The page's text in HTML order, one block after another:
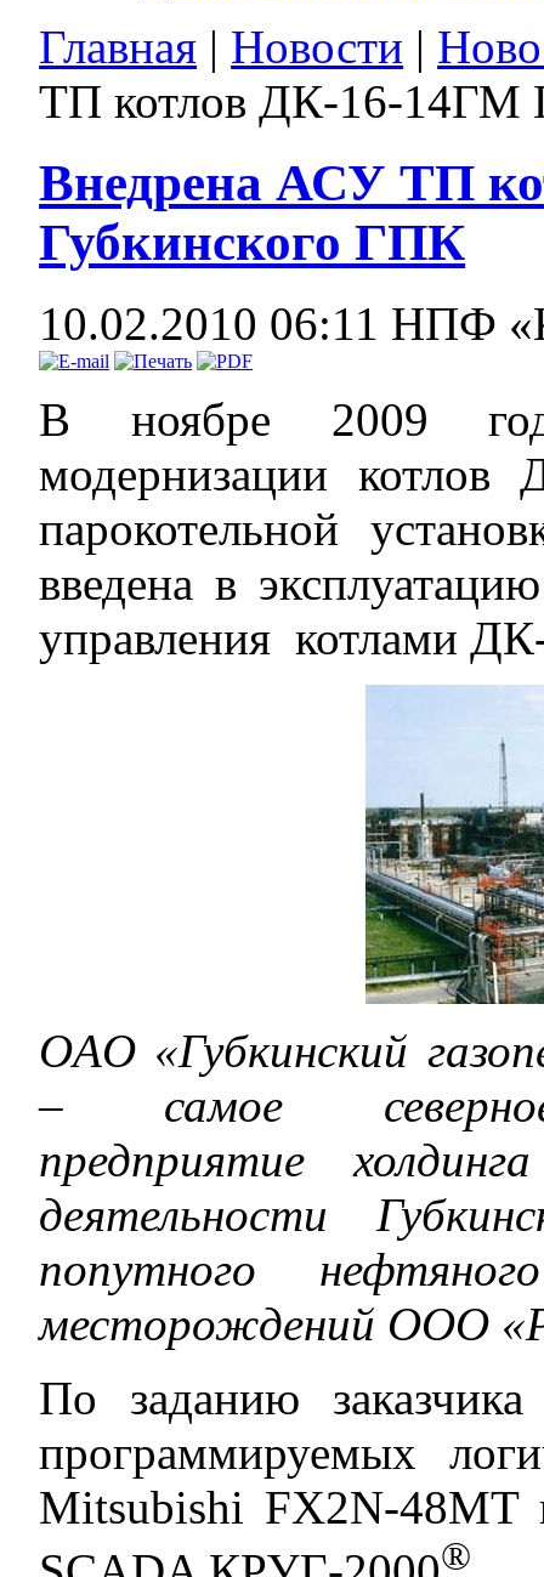
Главная | Новости |
ТП котлов ДК-16-14ГМ
Внедрена АСУ ТП
Губкинского ГПК
10.02.2010 06:11 НПФ
В ноябре 2009
модернизации
парокотельной
введена в
управления котлами
OAO «Губкинский
– самое северное
предприятие
деятельности
попутного
месторождений ООО
По заданию
программируемых
Mitsubishi FX2N-48MT
®